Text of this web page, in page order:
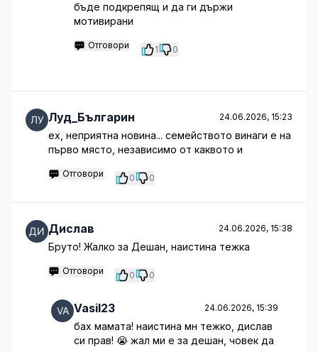
бъде подкрепящ и да ги държи
мотивирани
Отговори 1 0
Луд_Българин 24.06.2026, 15:23
ех, неприятна новина... семейството винаги е на
първо място, независимо от каквото и
Отговори 0 0
Дислав 24.06.2026, 15:38
Бруто! Жалко за Дешан, наистина тежка
Отговори 0 0
Vasil23 24.06.2026, 15:39
бах мамата! наистина мн тежко, дислав
си прав! 😭 жал ми е за дешан, човек да